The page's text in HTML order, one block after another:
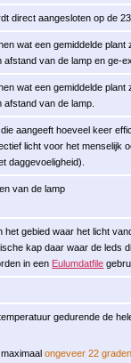
direct aangesloten op de
wat een gemiddelde
afstand van de lamp en ge-
wat een gemiddelde
afstand van de lamp.
aangeeft hoeveel keer
licht voor het menselijk
daggevoeligheid).
van de lamp
het gebied waar het licht
kap daar waar de leds
in een Eulumdatfile
gedurende de
maximaalongeveer 22